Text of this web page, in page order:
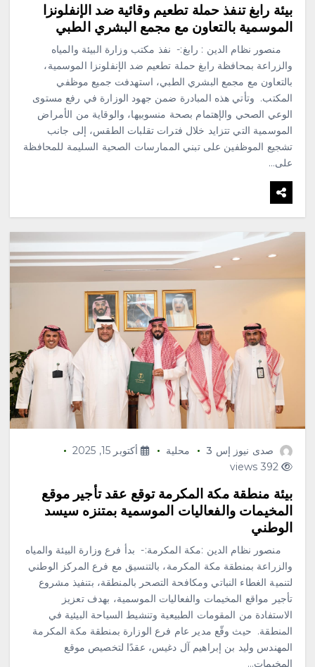
بيئة رابغ تنفذ حملة تطعيم وقائية ضد الإنفلونزا
الموسمية بالتعاون مع مجمع البشري الطبي
منصور نظام الدين : رابغ:- ‏ ‏نفذ مكتب وزارة البيئة والمياه
والزراعة بمحافظة رابغ حملة تطعيم ضد الإنفلونزا الموسمية،
بالتعاون مع مجمع البشري الطبي، استهدفت جميع موظفي
المكتب. ‏ ‏وتأتي هذه المبادرة ضمن جهود الوزارة في رفع مستوى
الوعي الصحي والإهتمام بصحة منسوبيها، والوقاية من الأمراض
الموسمية التي تتزايد خلال فترات تقلبات الطقس، إلى جانب
تشجيع الموظفين على تبني الممارسات الصحية السليمة للمحافظة
على…
صدى نيوز إس 3 محلية
أكتوبر 15, 2025
392 views
‏بيئة منطقة مكة المكرمة توقع عقد تأجير موقع
المخيمات والفعاليات الموسمية بمتنزه سيسد
الوطني
منصور نظام الدين :مكة المكرمة:- ‏ ‏بدأ فرع وزارة البيئة والمياه
والزراعة بمنطقة مكة المكرمة، بالتنسيق مع فرع المركز الوطني
لتنمية الغطاء النباتي ومكافحة التصحر بالمنطقة، بتنفيذ مشروع
تأجير مواقع المخيمات والفعاليات الموسمية، بهدف تعزيز
الاستفادة من المقومات الطبيعية وتنشيط السياحة البيئية في
المنطقة. ‏ ‏حيث وقّع مدير عام فرع الوزارة بمنطقة مكة المكرمة
المهندس وليد بن إبراهيم آل دغيس، عقدًا لتخصيص موقع
المخيمات…